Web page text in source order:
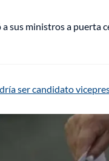
sus ministros a puerta
ser candidato